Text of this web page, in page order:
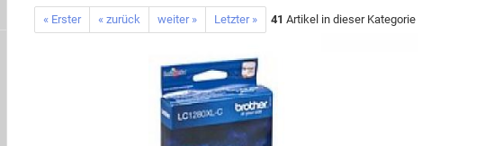
« Erster « zurück weiter » Letzter » 41 Artikel in dieser Kategorie